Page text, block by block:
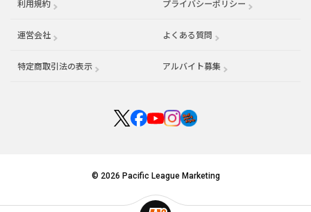
利用規約 プライバシーポリシー
運営会社 （別ウィンドウで開く） よくある質問
特定商取引法の表示 アルバイト募集 （別ウィンドウで開く
© 2026 Pacific League Marketing